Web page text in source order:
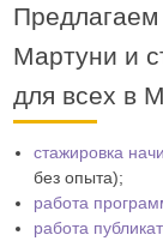
Предлагаем
Мартуни и
для всех в
стажировка
без опыта);
работа
работа